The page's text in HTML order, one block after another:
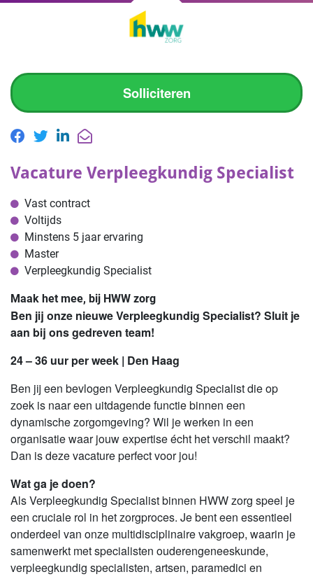
Solliciteren
Vacature Verpleegkundig Specialist
Vast contract
Voltijds
Minstens 5 jaar ervaring
Master
Verpleegkundig Specialist
Maak het mee, bij HWW zorg
Ben jij onze nieuwe Verpleegkundig Specialist? Sluit je
aan bij ons gedreven team!
24 – 36 uur per week | Den Haag
Ben jij een bevlogen Verpleegkundig Specialist die op
zoek is naar een uitdagende functie binnen een
dynamische zorgomgeving? Wil je werken in een
organisatie waar jouw expertise écht het verschil maakt?
Dan is deze vacature perfect voor jou!
Wat ga je doen?
Als Verpleegkundig Specialist binnen HWW zorg speel je
een cruciale rol in het zorgproces. Je bent een essentieel
onderdeel van onze multidisciplinaire vakgroep, waarin je
samenwerkt met specialisten ouderengeneeskunde,
verpleegkundig specialisten, artsen, paramedici en